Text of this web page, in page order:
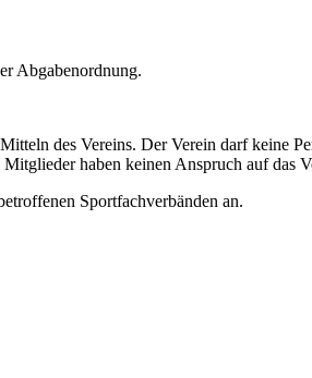
Abgabenordnung.
des Vereins. Der Verein darf keine
haben keinen Anspruch auf das
Sportfachverbänden an.